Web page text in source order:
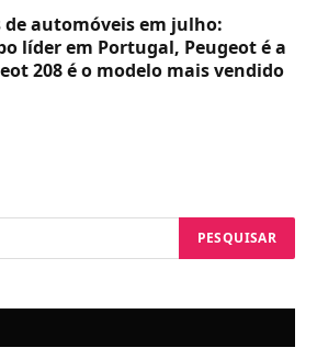
de automóveis em julho:
líder em Portugal, Peugeot é a
208 é o modelo mais vendido